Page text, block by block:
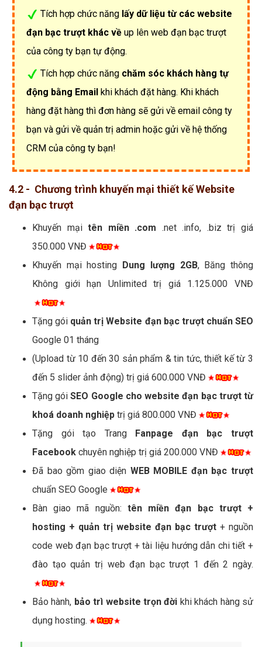
Tích hợp chức năng lấy dữ liệu từ các website
đạn bạc trượt khác về up lên web đạn bạc trượt
của công ty bạn tự động.
Tích hợp chức năng chăm sóc khách hàng tự
động bằng Email khi khách đặt hàng. Khi khách
hàng đặt hàng thì đơn hàng sẽ gửi về email công ty
bạn và gửi về quản trị admin hoặc gửi về hệ thống
CRM của công ty bạn!
4.2 - Chương trình khuyến mại thiết kế Website
đạn bạc trượt
Khuyến mạitên miền .com .net .info, .biz trị giá
350.000 VNĐ
Khuyến mại hosting Dung lượng 2GB, Băng thông
Không giới hạn Unlimited trị giá 1.125.000 VNĐ
Tặng gói quản trị Website đạn bạc trượt chuẩn SEO
Google 01 tháng
(Upload từ 10 đến 30 sản phẩm & tin tức, thiết kế từ 3
đến 5 slider ảnh động) trị giá 600.000 VNĐ
Tặng góiSEO Google cho website đạn bạc trượt từ
khoá doanh nghiệp trị giá 800.000 VNĐ
Tặng gói tạo Trang Fanpage đạn bạc trượt
Facebook chuyên nghiệp trị giá 200.000 VNĐ
Đã bao gồm giao diện WEB MOBILE đạn bạc trượt
chuẩn SEO Google
Bàn giao mã nguồn: tên miền đạn bạc trượt +
hosting + quản trị website đạn bạc trượt + nguồn
code web đạn bạc trượt + tài liệu hướng dẫn chi tiết +
đào tạo quản trị web đạn bạc trượt 1 đến 2 ngày.
Bảo hành, bảo trì website trọn đời khi khách hàng sử
dụng hosting.